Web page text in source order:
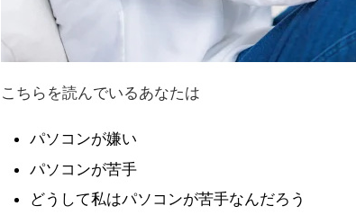
こちらを読んでいるあなたは
パソコンが嫌い
パソコンが苦手
どうして私はパソコンが苦手なんだろう